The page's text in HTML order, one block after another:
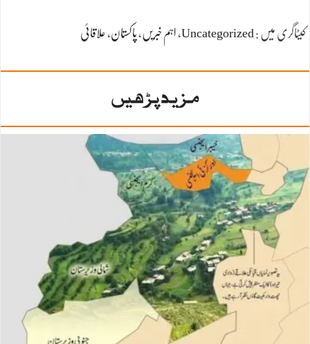
کیٹاگری میں : Uncategorized، اہم خبریں ، پاکستان، علاقائی
مزید پڑھیں